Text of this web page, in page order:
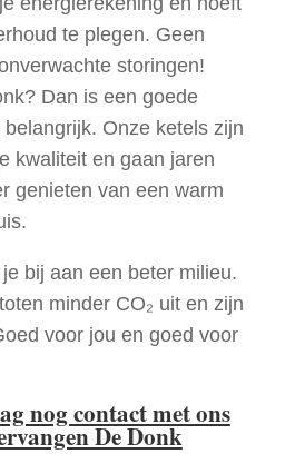
te plegen. Geen
storingen!
Dan is een goede
Onze ketels zijn
kwaliteit en gaan jaren
genieten van een warm
bij aan een beter milieu.
minder CO₂ uit en zijn
voor jou en goed voor
nog contact met ons
De Donk